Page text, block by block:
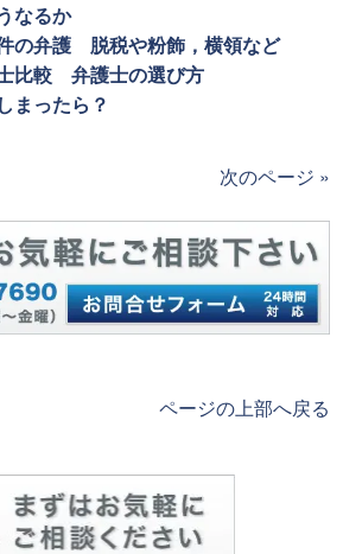
なるか
の弁護 脱税や粉飾，横領など
比較 弁護士の選び方
まったら？
次のページ »
ページの上部へ戻る